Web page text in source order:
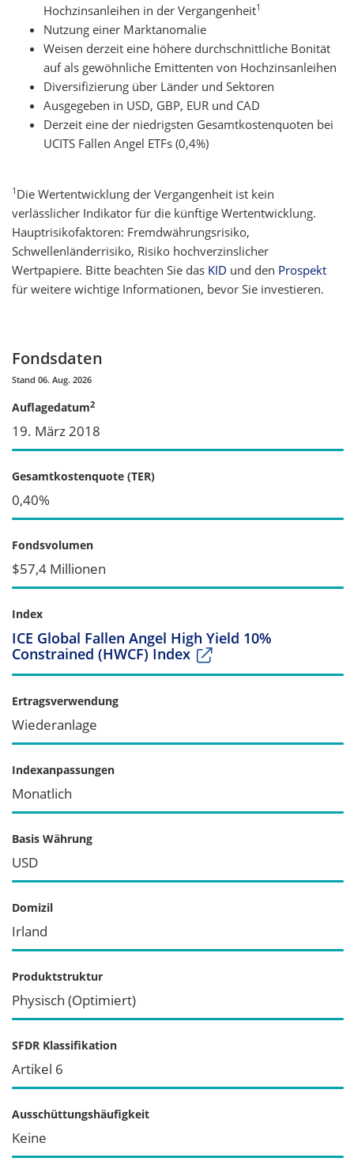
Hochzinsanleihen in der Vergangenheit1
Nutzung einer Marktanomalie
Weisen derzeit eine höhere durchschnittliche Bonität
auf als gewöhnliche Emittenten von Hochzinsanleihen
Diversifizierung über Länder und Sektoren
Ausgegeben in USD, GBP, EUR und CAD
Derzeit eine der niedrigsten Gesamtkostenquoten bei
UCITS Fallen Angel ETFs (0,4%)
1 Die Wertentwicklung der Vergangenheit ist kein
verlässlicher Indikator für die künftige Wertentwicklung.
Hauptrisikofaktoren: Fremdwährungsrisiko,
Schwellenländerrisiko, Risiko hochverzinslicher
Wertpapiere. Bitte beachten Sie das KID und den Prospekt
für weitere wichtige Informationen, bevor Sie investieren.
Fondsdaten
Stand 06. Aug. 2026
Auflagedatum2
19. März 2018
Gesamtkostenquote (TER)
0,40%
Fondsvolumen
$57,4 Millionen
Index
ICE Global Fallen Angel High Yield 10%
Constrained (HWCF) Index
Ertragsverwendung
Wiederanlage
Indexanpassungen
Monatlich
Basis Währung
USD
Domizil
Irland
Produktstruktur
Physisch (Optimiert)
SFDR Klassifikation
Artikel 6
Ausschüttungshäufigkeit
Keine